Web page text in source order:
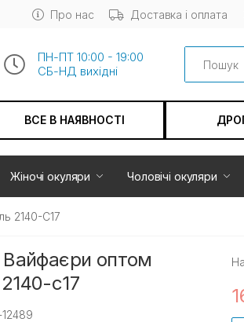
Про нас Доставка і оплата
ПН-ПТ 10:00 - 19:00
СБ-НД вихiдні
Search
ВСЕ В НАЯВНОСТІ
Жіночі окуляри Чоловічі окуляри
2140-С17
Вайфаєри оптом
с17